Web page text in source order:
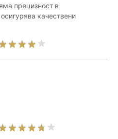
прецизност в
качествени